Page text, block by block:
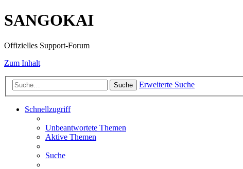
SANGOKAI
Offizielles Support-Forum
Zum Inhalt
Suche Erweiterte Suche
Schnellzugriff
Unbeantwortete Themen
Aktive Themen
Suche